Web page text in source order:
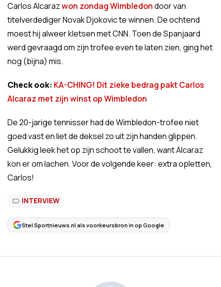
Carlos Alcarazwon zondag Wimbledondoor van
titelverdediger Novak Djokovic te winnen. De ochtend
moest hij alweer kletsen met CNN. Toen de Spanjaard
werd gevraagd om zijn trofee even te laten zien, ging het
nog (bijna) mis.
Check ook: KA-CHING! Dit zieke bedrag pakt Carlos
Alcaraz met zijn winst op Wimbledon
De 20-jarige tennisser had de Wimbledon-trofee niet
goed vast en liet de deksel zo uit zijn handen glippen.
Gelukkig leek het op zijn schoot te vallen, want Alcaraz
kon er om lachen. Voor de volgende keer: extra opletten,
Carlos!
INTERVIEW
Stel Sportnieuws.nl als voorkeursbron in op Google